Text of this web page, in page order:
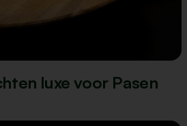
luxe voor Pasen